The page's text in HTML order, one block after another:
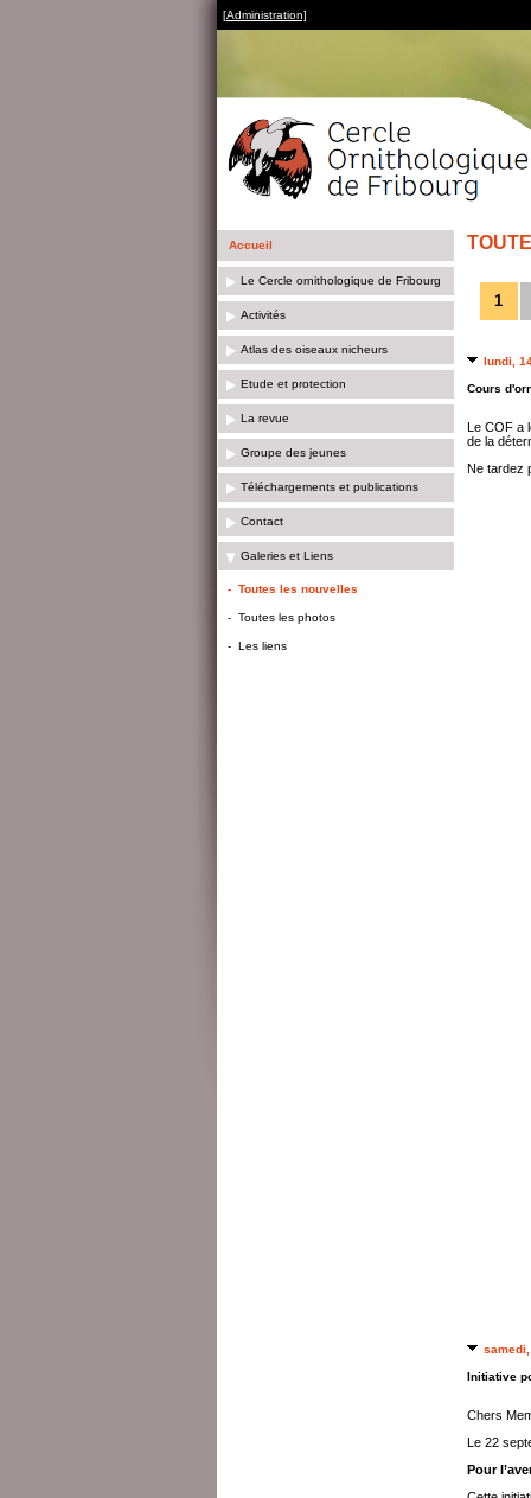
[Administration]
Accueil
Le Cercle ornithologique de Fribourg
Activités
Atlas des oiseaux nicheurs
Etude et protection
La revue
Groupe des jeunes
Téléchargements et publications
Contact
Galeries et Liens
- Toutes les nouvelles
- Toutes les photos
- Les liens
1
lundi,
Cours
Le COF a
de la
Ne tardez
Initiative
Chers
Le 22
Pour